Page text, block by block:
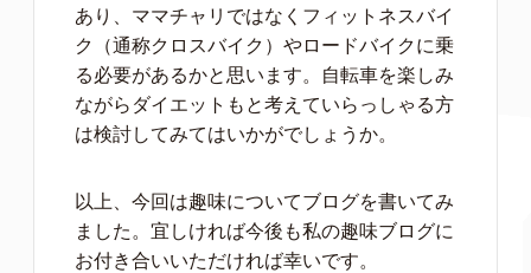
あり、ママチャリではなくフィットネスバイ
ク（通称クロスバイク）やロードバイクに乗
る必要があるかと思います。自転車を楽しみ
ながらダイエットもと考えていらっしゃる方
は検討してみてはいかがでしょうか。
以上、今回は趣味についてブログを書いてみ
ました。宜しければ今後も私の趣味ブログに
お付き合いいただければ幸いです。